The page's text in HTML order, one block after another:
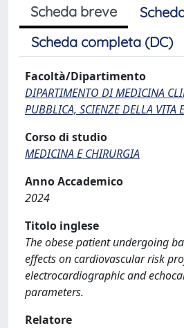
Scheda breve
Scheda completa (DC)
Facoltà/Dipartimento
DIPARTIMENTO DI MEDICINA
PUBBLICA, SCIENZE DELLA VITA
Corso di studio
MEDICINA E CHIRURGIA
Anno Accademico
2024
Titolo inglese
The obese patient undergoing
effects on cardiovascular risk
electrocardiographic and
parameters.
Relatore